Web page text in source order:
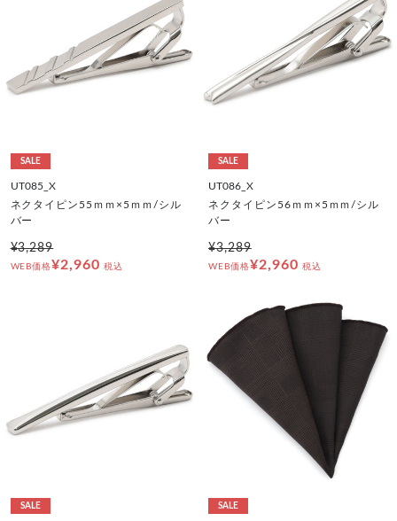
SALE
UT085_X
ネクタイピン55ｍｍ×5ｍｍ/シル
バー
¥3,289
WEB価格¥2,960 税込
SALE
UT086_X
ネクタイピン56ｍｍ×5ｍｍ/シル
バー
¥3,289
WEB価格¥2,960 税込
SALE SALE